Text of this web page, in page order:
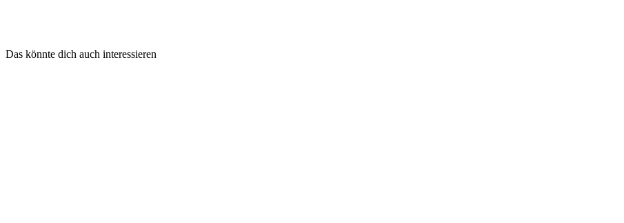
Das könnte dich auch interessieren